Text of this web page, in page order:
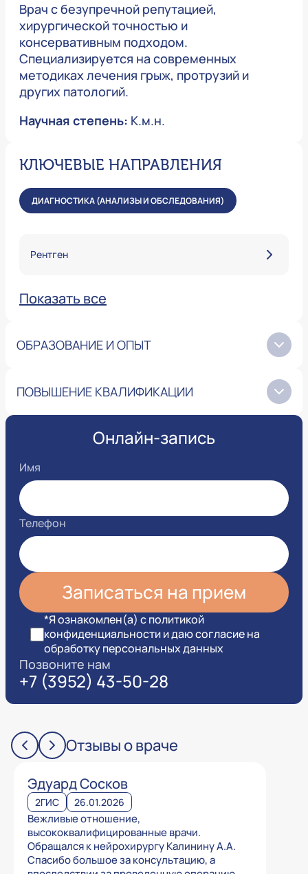
Врач с безупречной репутацией,
хирургической точностью и
консервативным подходом.
Специализируется на современных
методиках лечения грыж, протрузий и
других патологий.
Научная степень: К.м.н.
КЛЮЧЕВЫЕ НАПРАВЛЕНИЯ
ДИАГНОСТИКА (АНАЛИЗЫ И ОБСЛЕДОВАНИЯ)
Рентген
Показать все
ОБРАЗОВАНИЕ И ОПЫТ
ПОВЫШЕНИЕ КВАЛИФИКАЦИИ
Онлайн-запись
Имя
Телефон
*Я ознакомлен(а) с политикой
конфиденциальности и даю согласие на
обработку персональных данных
Позвоните нам
+7 (3952) 43-50-28
Отзывы о враче
Эдуард Сосков
2ГИС 26.01.2026
Вежливые отношение,
высококвалифицированные врачи.
Обращался к нейрохирургу Калинину А.А.
Спасибо большое за консультацию, а